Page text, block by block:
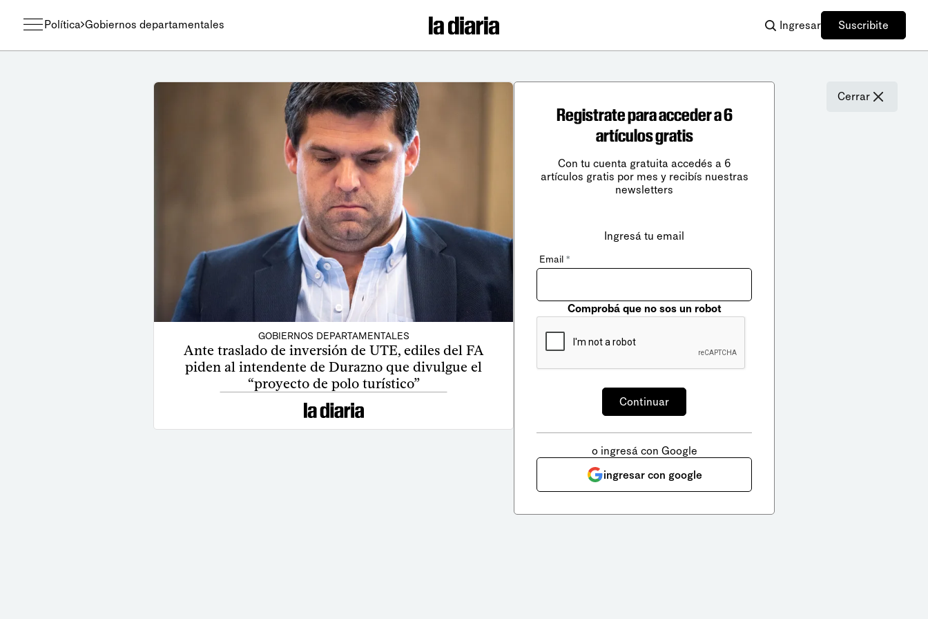
Política Gobiernos departamentales Ingresar Suscribite
GOBIERNOS DEPARTAMENTALES
Ante traslado de inversión de UTE, ediles del FA
piden al intendente de Durazno que divulgue el
“proyecto de polo turístico”
Cerrar
Registrate para acceder a 6
artículos gratis
Con tu cuenta gratuita accedés a 6
artículos gratis por mes y recibís nuestras
newsletters
Ingresá tu email
Email *
Comprobá que no sos un robot
o ingresá con Google
ingresar con google